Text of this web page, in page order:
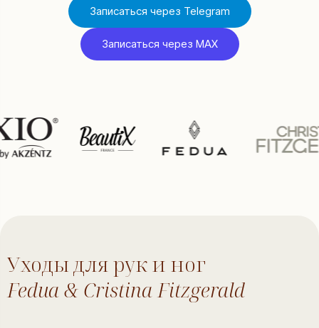
Записаться через Telegram
Записаться через MAX
Уходы для рук и ног
Fedua & Cristina Fitzgerald